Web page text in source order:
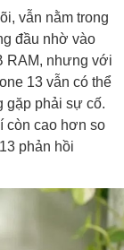
vẫn nằm trong
đầu nhờ vào
RAM, nhưng với
13 vẫn có thể
gặp phải sự cố.
còn cao hơn so
phản hồi